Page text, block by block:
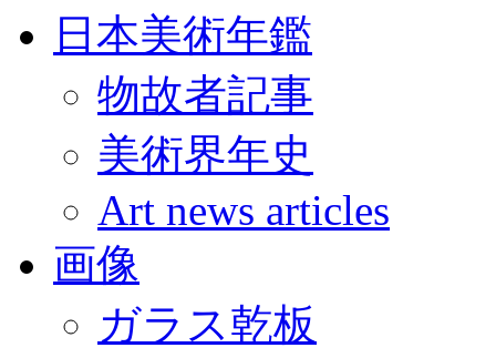
日本美術年鑑
物故者記事
美術界年史
Art news articles
画像
ガラス乾板